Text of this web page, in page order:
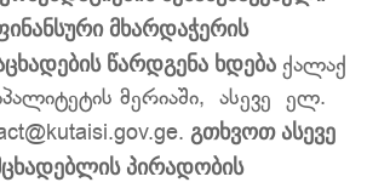
მხარდაჭერის
წარდგენა ხდება ქალაქ
მერიაში, ასევე ელ.
გთხვოთ ასევე
პირადობის